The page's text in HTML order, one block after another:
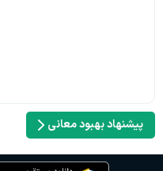
پیشنهاد بهبود معانی